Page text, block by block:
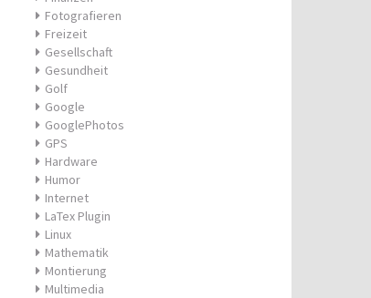
Fotografieren
Freizeit
Gesellschaft
Gesundheit
Golf
Google
GooglePhotos
GPS
Hardware
Humor
Internet
LaTex Plugin
Linux
Mathematik
Montierung
Multimedia